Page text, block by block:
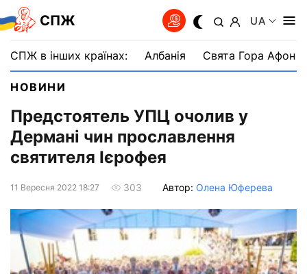
СПЖ UA
СПЖ в інших країнах: Албанія Свята Гора Афон
НОВИНИ
Предстоятель УПЦ очолив у
Дермані чин прославлення
святителя Ієрофея
11 Вересня 2022 18:27 303 Автор: Олена Юферева